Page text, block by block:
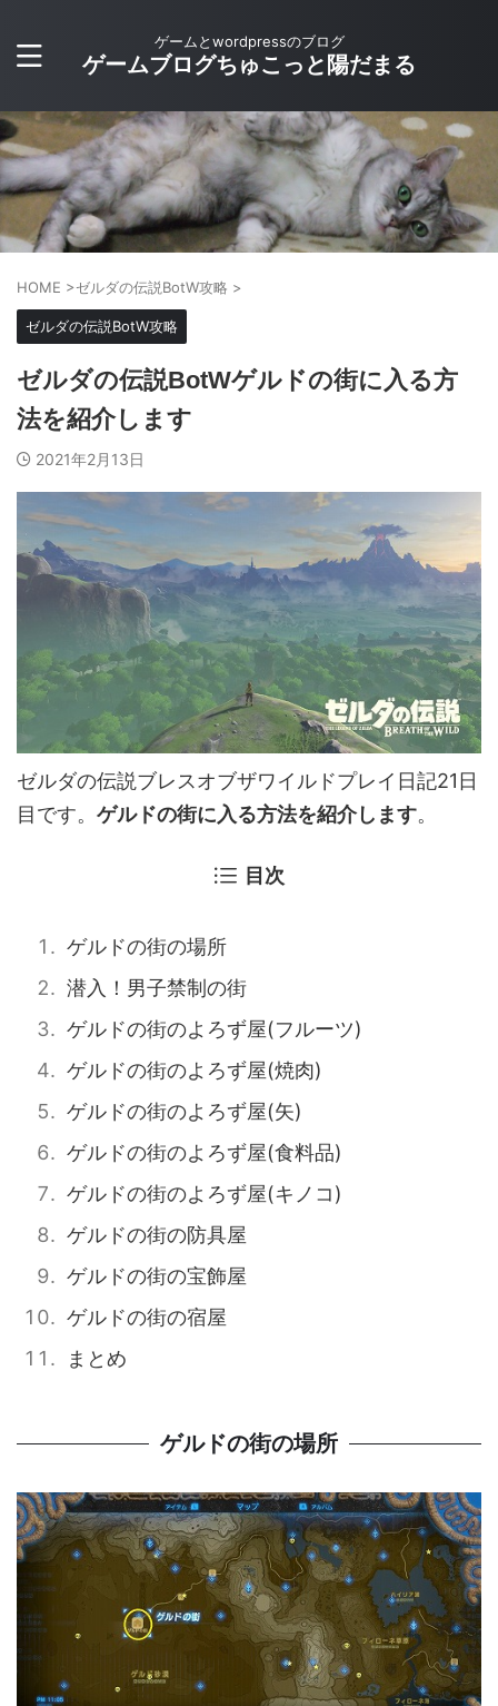
ゲームとwordpressのブログ
ゲームブログちゅこっと陽だまる
HOME >ゼルダの伝説BotW攻略 >
ゼルダの伝説BotW攻略
ゼルダの伝説BotWゲルドの街に入る方
法を紹介します
2021年2月13日
ゼルダの伝説ブレスオブザワイルドプレイ日記21日
目です。 ゲルドの街に入る方法を紹介します。
目次
ゲルドの街の場所
潜入！男子禁制の街
ゲルドの街のよろず屋(フルーツ)
ゲルドの街のよろず屋(焼肉)
ゲルドの街のよろず屋(矢)
ゲルドの街のよろず屋(食料品)
ゲルドの街のよろず屋(キノコ)
ゲルドの街の防具屋
ゲルドの街の宝飾屋
ゲルドの街の宿屋
まとめ
ゲルドの街の場所